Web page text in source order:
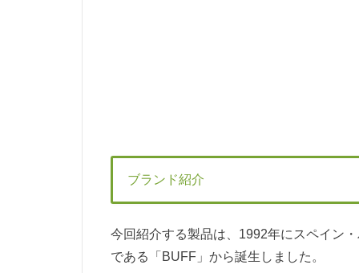
ブランド紹介
今回紹介する製品は、1992年にスペイン
である「BUFF」から誕生しました。